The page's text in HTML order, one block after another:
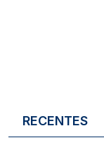
RECENTES